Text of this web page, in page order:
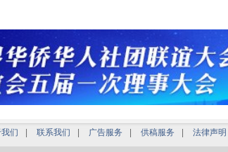
们 联系我们 广告服务 供稿服务 法律声明